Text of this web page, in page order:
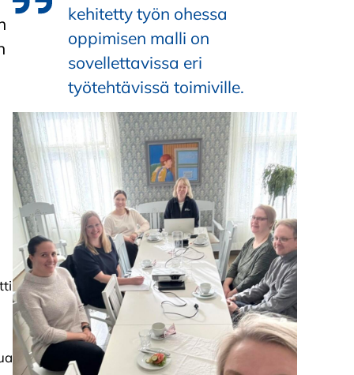
kehitetty työn ohessa
oppimisen malli on
sovellettavissa eri
työtehtävissä toimiville.